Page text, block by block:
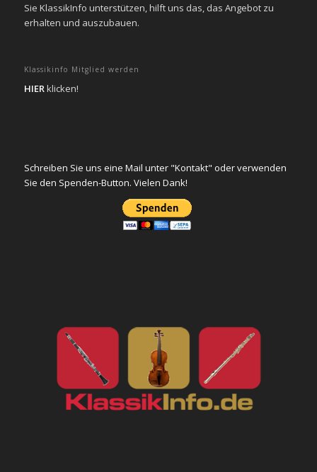
Sie KlassikInfo unterstützen, hilft uns das, das Angebot zu
erhalten und auszubauen.
Klassikinfo Mitglied werden
HIER klicken!
Schreiben Sie uns eine Mail unter "Kontakt" oder verwenden
Sie den Spenden-Button. Vielen Dank!